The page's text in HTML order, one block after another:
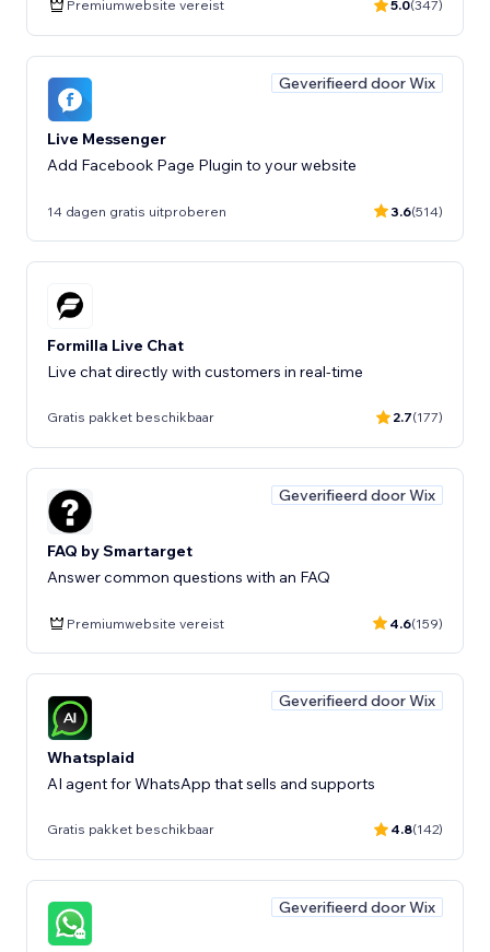
Premiumwebsite vereist 5.0(347)
Geverifieerd door Wix
Live Messenger
Add Facebook Page Plugin to your website
14 dagen gratis uitproberen 3.6(514)
Formilla Live Chat
Live chat directly with customers in real-time
Gratis pakket beschikbaar 2.7(177)
Geverifieerd door Wix
FAQ by Smartarget
Answer common questions with an FAQ
Premiumwebsite vereist 4.6(159)
Geverifieerd door Wix
Whatsplaid
AI agent for WhatsApp that sells and supports
Gratis pakket beschikbaar 4.8(142)
Geverifieerd door Wix